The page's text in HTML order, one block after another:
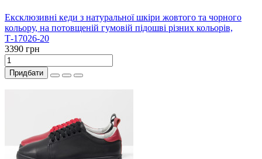
Ексклюзивні кеди з натуральної шкіри жовтого та чорного
кольору, на потовщеній гумовій підошві різних кольорів,
Т-17026-20
3390 грн
Придбати